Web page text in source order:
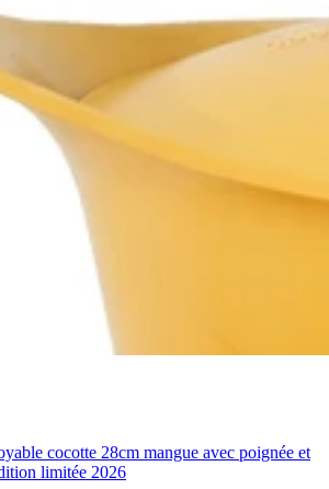
cocotte 28cm mangue avec poignée et
limitée 2026